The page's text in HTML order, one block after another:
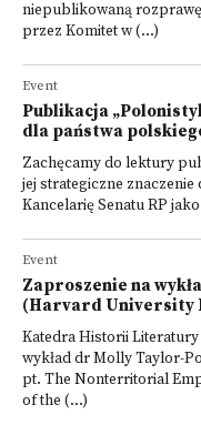
niepublikowaną
przez Komitet w (...)
Event
Publikacja
dla państwa
Zachęcamy do lektury
jej strategiczne
Kancelarię Senatu RP
Event
Zaproszenie na
(Harvard University
Katedra Historii
wykład dr Molly Taylor-
pt. The Nonterritorial
of the (...)